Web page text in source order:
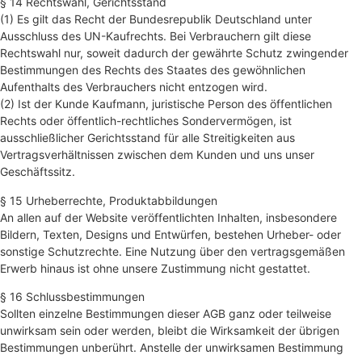
(1) Es gilt das Recht der Bundesrepublik Deutschland unter
Ausschluss des UN-Kaufrechts. Bei Verbrauchern gilt diese
Rechtswahl nur, soweit dadurch der gewährte Schutz zwingender
Bestimmungen des Rechts des Staates des gewöhnlichen
Aufenthalts des Verbrauchers nicht entzogen wird.
(2) Ist der Kunde Kaufmann, juristische Person des öffentlichen
Rechts oder öffentlich-rechtliches Sondervermögen, ist
ausschließlicher Gerichtsstand für alle Streitigkeiten aus
Vertragsverhältnissen zwischen dem Kunden und uns unser
Geschäftssitz.
§ 15 Urheberrechte, Produktabbildungen
An allen auf der Website veröffentlichten Inhalten, insbesondere
Bildern, Texten, Designs und Entwürfen, bestehen Urheber- oder
sonstige Schutzrechte. Eine Nutzung über den vertragsgemäßen
Erwerb hinaus ist ohne unsere Zustimmung nicht gestattet.
§ 16 Schlussbestimmungen
Sollten einzelne Bestimmungen dieser AGB ganz oder teilweise
unwirksam sein oder werden, bleibt die Wirksamkeit der übrigen
Bestimmungen unberührt. Anstelle der unwirksamen Bestimmung